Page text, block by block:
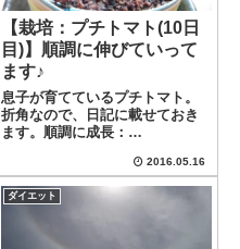
【栽培：プチトマト(10日
目)】順調に伸びていって
ます♪
息子が育てているプチトマト。
折角なので、日記に載せておき
ます。順調に成長：
は放置してましたが、問題なく
成長しています♪ 種は四つ蒔いた
んたけどね。他はどうなったの
かな？
2016.05.16
ダイエット